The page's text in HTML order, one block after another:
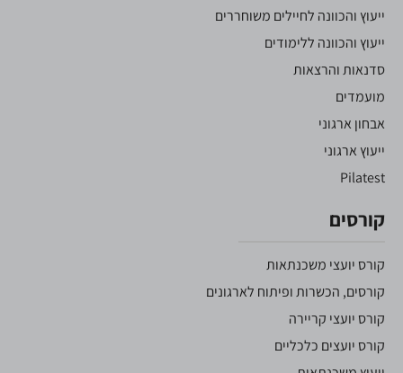
ייעוץ והכוונה לחיילים משוחררים
ייעוץ והכוונה ללימודים
סדנאות והרצאות
מועמדים
אבחון ארגוני
ייעוץ ארגוני
Pilatest
קורסים
קורס יועצי משכנתאות
קורסים, הכשרות ופיתוח לארגונים
קורס יועצי קריירה
קורס יועצים כלכליים